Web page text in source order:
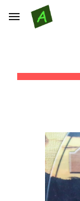
Skip to main